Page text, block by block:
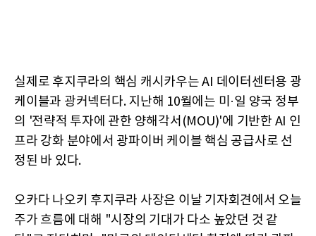
실제로 후지쿠라의 핵심 캐시카우는 AI 데이터센터용 광
케이블과 광커넥터다. 지난해 10월에는 미·일 양국 정부
의 '전략적 투자에 관한 양해각서(MOU)'에 기반한 AI 인
프라 강화 분야에서 광파이버 케이블 핵심 공급사로 선
정된 바 있다.
오카다 나오키 후지쿠라 사장은 이날 기자회견에서 오늘
주가 흐름에 대해 "시장의 기대가 다소 높았던 것 같